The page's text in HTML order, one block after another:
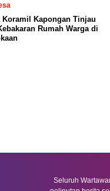
Koramil Kapongan Tinjau
Rumah Warga di
Seluruh